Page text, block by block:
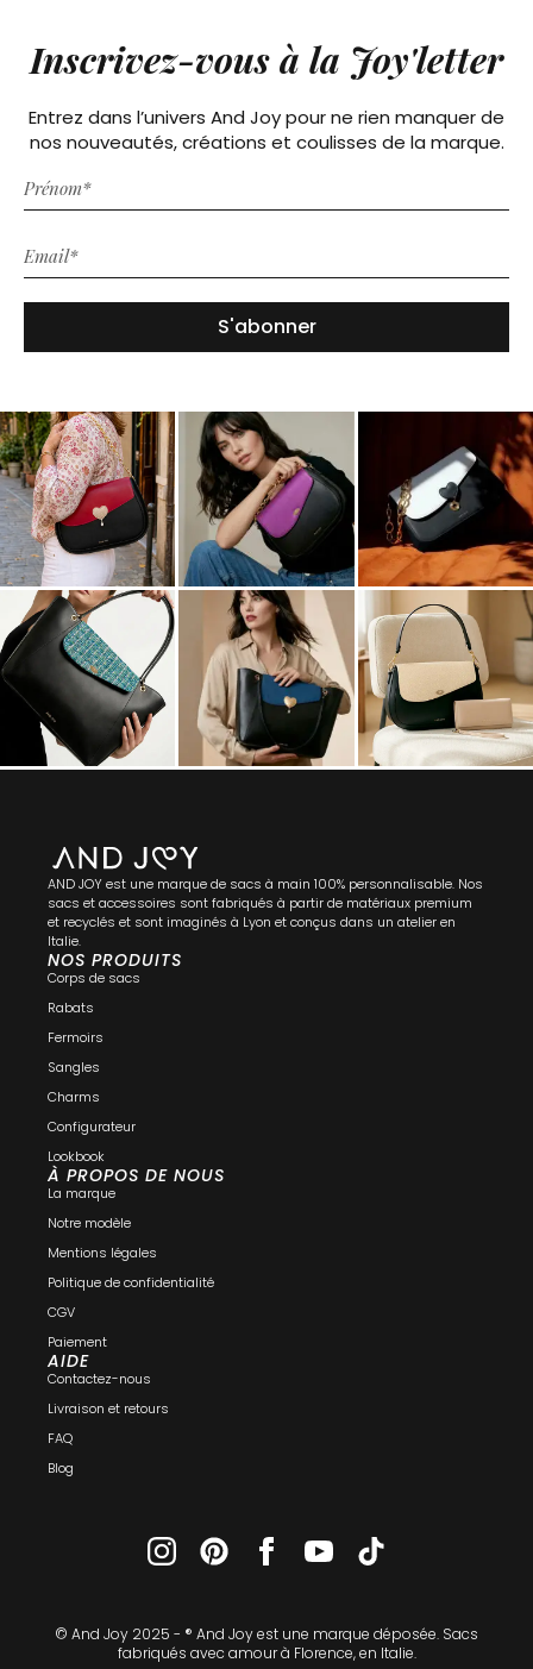
Inscrivez-vous à la Joy'letter
Entrez dans l’univers And Joy pour ne rien manquer de
nos nouveautés, créations et coulisses de la marque.
S'abonner
AND JOY est une marque de sacs à main 100% personnalisable. Nos
sacs et accessoires sont fabriqués à partir de matériaux premium
et recyclés et sont imaginés à Lyon et conçus dans un atelier en
Italie.
NOS PRODUITS
Corps de sacs
Rabats
Fermoirs
Sangles
Charms
Configurateur
Lookbook
À PROPOS DE NOUS
La marque
Notre modèle
Mentions légales
Politique de confidentialité
CGV
Paiement
AIDE
Contactez-nous
Livraison et retours
FAQ
Blog
© And Joy 2025 - ® And Joy est une marque déposée.​ Sacs
fabriqués avec amour à Florence, en Italie.